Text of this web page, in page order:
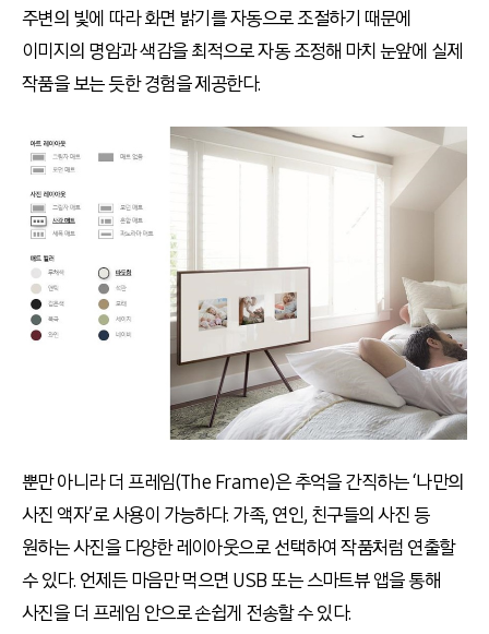
주변의 빛에 따라 화면 밝기를 자동으로 조절하기 때문에
이미지의 명암과 색감을 최적으로 자동 조정해 마치 눈앞에 실제
작품을 보는 듯한 경험을 제공한다.
뿐만 아니라 더 프레임(The Frame)은 추억을 간직하는 ‘나만의
사진 액자’로 사용이 가능하다. 가족, 연인, 친구들의 사진 등
원하는 사진을 다양한 레이아웃으로 선택하여 작품처럼 연출할
수 있다. 언제든 마음만 먹으면 USB 또는 스마트뷰 앱을 통해
사진을 더 프레임 안으로 손쉽게 전송할 수 있다.